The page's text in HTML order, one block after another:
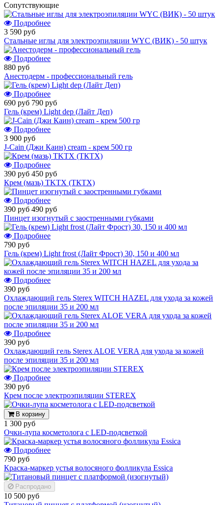
Cопутствующие
Подробнее
3 590 руб
Стальные иглы для электроэпиляции WYC (ВИК) - 50 штук
Подробнее
880 руб
Анестодерм - профессиональный гель
Подробнее
690 руб 790 руб
Гель (крем) Light dep (Лайт Деп)
Подробнее
3 900 руб
J-Cain (Джи Каин) cream - крем 500 гр
Подробнее
390 руб 450 руб
Крем (мазь) TKTX (ТКТХ)
Подробнее
390 руб 490 руб
Пинцет изогнутый с заостренными губками
Подробнее
790 руб
Гель (крем) Light frost (Лайт Фрост) 30, 150 и 400 мл
Подробнее
390 руб
Охлаждающий гель Sterex WITCH HAZEL для ухода за кожей
после эпиляции 35 и 200 мл
Подробнее
390 руб
Охлаждающий гель Sterex ALOE VERA для ухода за кожей
после эпиляции 35 и 200 мл
Подробнее
390 руб
Крем после электроэпиляции STEREX
В корзину
1 300 руб
Очки-лупа косметолога с LED-подсветкой
Подробнее
790 руб
Краска-маркер устья волосяного фолликула Essica
Распродано
10 500 руб